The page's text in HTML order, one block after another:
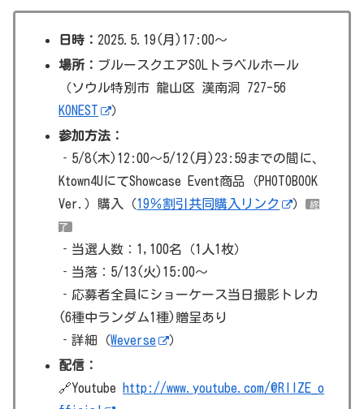
日時： 2025.5.19(月)17:00～
場所： ブルースクエアSOLトラベルホール
（ソウル特別市 龍山区 漢南洞 727-56
KONEST
）
参加方法：
‐5/8(木)12:00～5/12(月)23:59までの間に、
Ktown4UにてShowcase Event商品（PHOTOBOOK
Ver.）購入（19％割引共同購入リンク ） 終
了
‐当選人数：1,100名（1人1枚）
‐当落：5/13(火)15:00～
‐応募者全員にショーケース当日撮影トレカ
(6種中ランダム1種)贈呈あり
‐詳細（Weverse
）
配信：
🔗Youtube
http://www.youtube.com/@RIIZE_o